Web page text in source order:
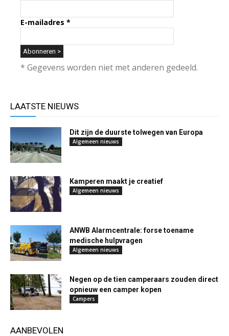
E-mailadres *
* Gegevens worden niet met anderen gedeeld.
LAATSTE NIEUWS
Dit zijn de duurste tolwegen van Europa
Algemeen nieuws
Kamperen maakt je creatief
Algemeen nieuws
ANWB Alarmcentrale: forse toename
medische hulpvragen
Algemeen nieuws
Negen op de tien camperaars zouden direct
opnieuw een camper kopen
Campers
AANBEVOLEN